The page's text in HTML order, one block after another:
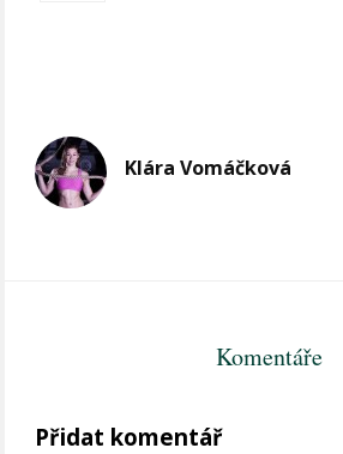
Klára Vomáčková
Komentáře
Přidat komentář